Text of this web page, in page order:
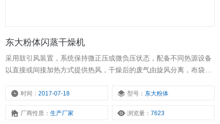
东大粉体闪蒸干燥机
采用鼓引风装置，系统保持微正压或微负压状态，配备不同热源设备
以直接或间接加热方式提供热风，干燥后的废气由旋风分离，布袋除
时间：2017-07-18 型号：东大粉体
厂商性质：生产厂家 浏览量：7623